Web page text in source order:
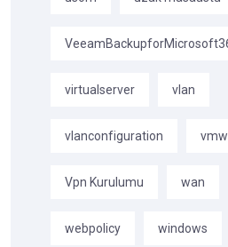
virtualserver vlan
vlanconfiguration
Vpn Kurulumu wan
webpolicy windows